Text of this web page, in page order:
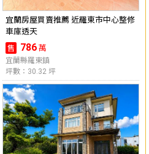
宜蘭房屋買賣推薦 近羅東市中心整修
車庫透天
售 786 萬
宜蘭縣羅東鎮
坪數：30.32 坪